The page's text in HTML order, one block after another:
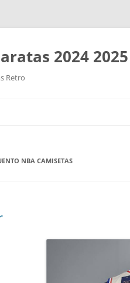
2024 2025
Retro
NBA CAMISETAS